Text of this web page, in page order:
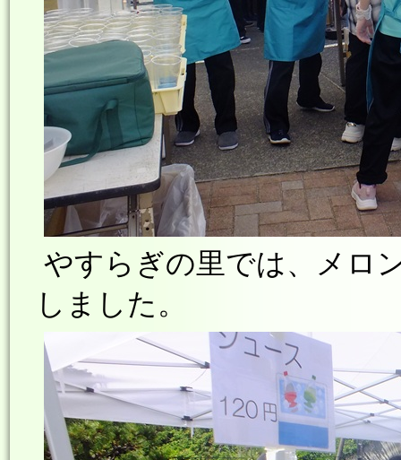
やすらぎの里では、メロ
しました。